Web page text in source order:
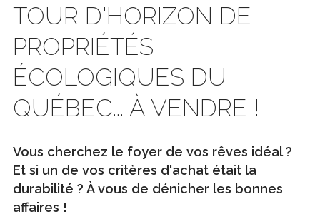
TOUR D'HORIZON DE
PROPRIÉTÉS
ÉCOLOGIQUES DU
QUÉBEC... À VENDRE !
Vous cherchez le foyer de vos rêves idéal ?
Et si un de vos critères d'achat était la
durabilité ? À vous de dénicher les bonnes
affaires !